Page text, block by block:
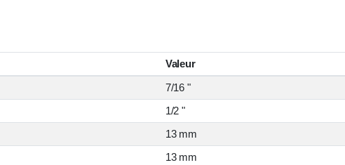
Valeur
7/16 "
1/2 "
13 mm
13 mm